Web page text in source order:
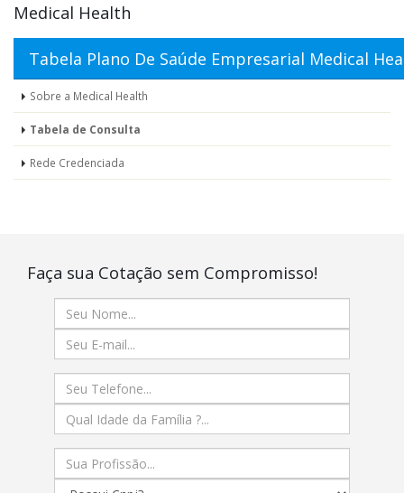
Medical Health
Tabela Plano De Saúde Empresarial Medical
Sobre a Medical Health
Tabela de Consulta
Rede Credenciada
Faça sua Cotação sem Compromisso!